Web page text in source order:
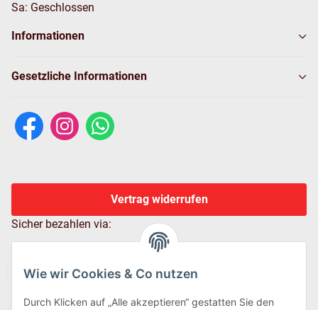
Wie wir Cookies & Co nutzen
Durch Klicken auf „Alle akzeptieren“ gestatten Sie den
Sa: Geschlossen
Informationen
Gesetzliche Informationen
Vertrag widerrufen
Sicher bezahlen via: